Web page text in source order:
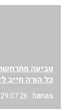
טביעה
כל הורה חייב
hanas
29.07.26